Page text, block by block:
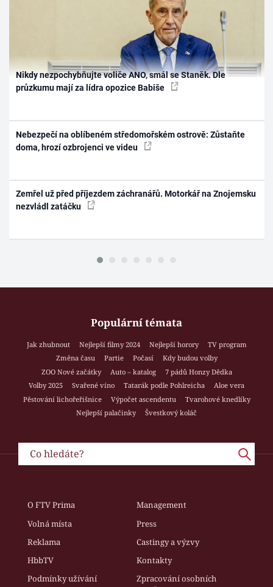
Nikdy nezpochybňujte voliče ANO, smál se Staněk. Dle
průzkumu mají za lídra opozice Babiše
Nebezpečí na oblíbeném středomořském ostrově: Zůstaňte
doma, hrozí ozbrojenci ve videu
Zemřel už před příjezdem záchranářů. Motorkář na Znojemsku
nezvládl zatáčku
Populární témata
Jak zhubnout Nejlepší filmy 2024 Nejlepší horory
TV program
Změna času
Partie Počasí
Kdy budou volby
ZOO Nové začátky
Auto – katalog
7 pádů Honzy Dědka
Volby 2025
Svařené víno Tatarák podle Pohlreicha
Aloe vera
Pěstování lichořeřišnice
Výpočet ascendentu
Tvarohové knedlíky
Nejlepší palačinky
Švestkový koláč
O FTV Prima
Management
Volná místa
Press
Reklama
Castingy a výzvy
HbbTV
Kontakty
Podmínky užívání
Zpracování osobních